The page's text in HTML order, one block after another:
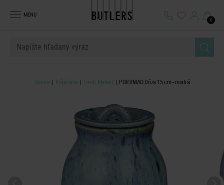
MENU
0
Domov Inšpirácia Fresh Market PORTIMAO Dóza 15 cm - modrá